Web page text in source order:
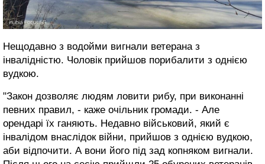
Нещодавно з водойми вигнали ветерана з
інвалідністю. Чоловік прийшов порибалити з однією
вудкою.
"Закон дозволяє людям ловити рибу, при виконанні
певних правил, - каже очільник громади. - Але
орендарі їх ганяють. Недавно військовий, який є
інвалідом внаслідок війни, прийшов з однією вудкою,
аби відпочити. А вони його під зад копняком вигнали.